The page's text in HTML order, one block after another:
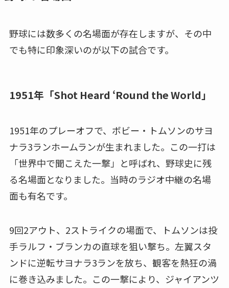
野球には数多くの名場面が存在しますが、その中
でも特に印象深いのが以下の試合です。
1951年「Shot Heard ‘Round the World」
1951年のプレーオフで、ボビー・トムソンのサヨ
ナラ3ランホームランが生まれました。この一打は
「世界中で聞こえた一撃」と呼ばれ、野球史に残
る名場面となりました。当時のラジオ中継の名場
面も有名です。
9回2アウト、2ストライクの場面で、トムソンは投
手ラルフ・ブランカの直球を狙い撃ち。左翼スタ
ンドに逆転サヨナラ3ランを放ち、観客を熱狂の渦
に巻き込みました。この一撃により、ジャイアンツ